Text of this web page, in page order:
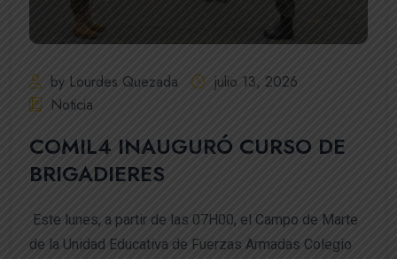
by Lourdes Quezada
julio 13, 2026
Noticia
COMIL4 INAUGURÓ CURSO DE
BRIGADIERES
Este lunes, a partir de las 07H00, el Campo de Marte
de la Unidad Educativa de Fuerzas Armadas Colegio